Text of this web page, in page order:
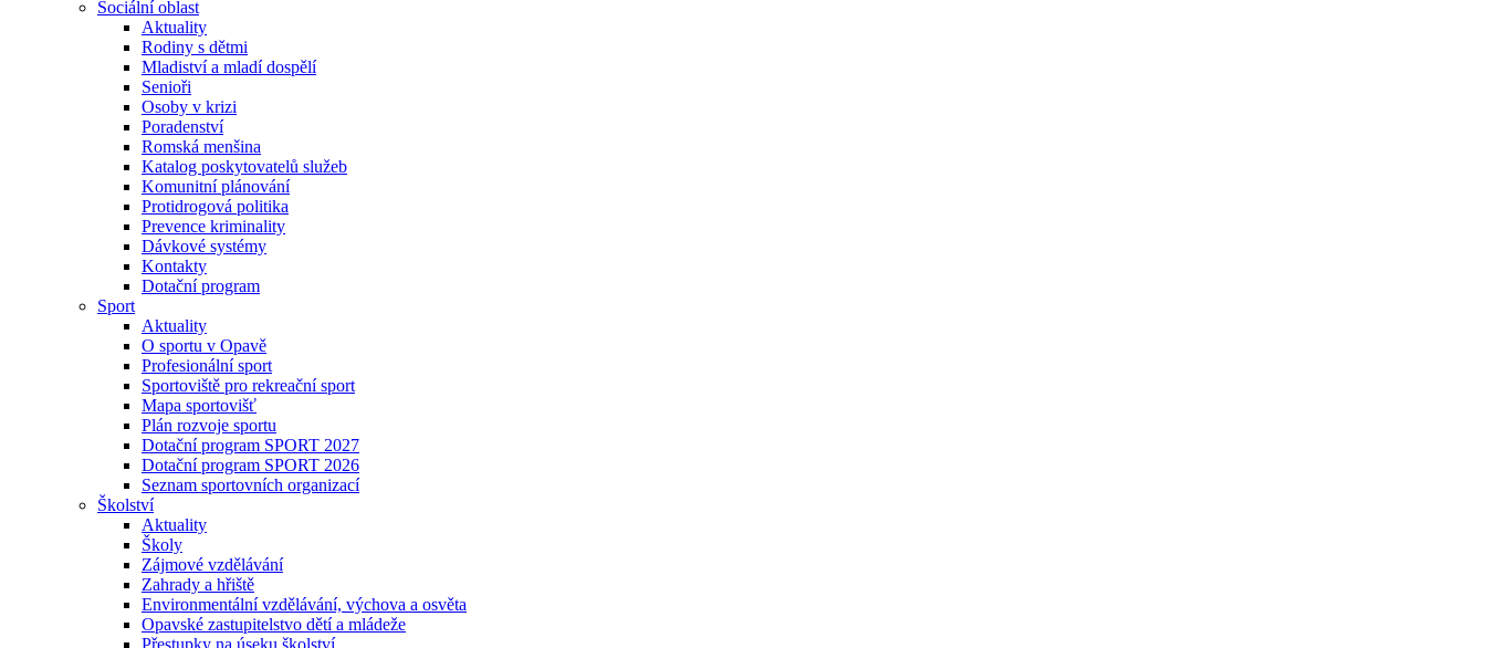
Sociální oblast
Aktuality
Rodiny s dětmi
Mladiství a mladí dospělí
Senioři
Osoby v krizi
Poradenství
Romská menšina
Katalog poskytovatelů služeb
Komunitní plánování
Protidrogová politika
Prevence kriminality
Dávkové systémy
Kontakty
Dotační program
Sport
Aktuality
O sportu v Opavě
Profesionální sport
Sportoviště pro rekreační sport
Mapa sportovišť
Plán rozvoje sportu
Dotační program SPORT 2027
Dotační program SPORT 2026
Seznam sportovních organizací
Školství
Aktuality
Školy
Zájmové vzdělávání
Zahrady a hřiště
Environmentální vzdělávání, výchova a osvěta
Opavské zastupitelstvo dětí a mládeže